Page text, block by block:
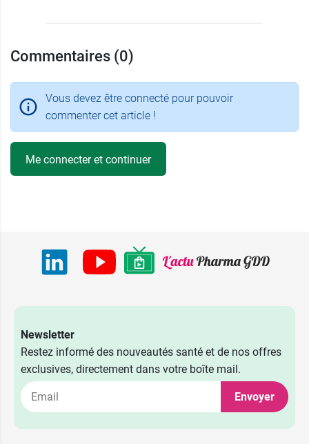
Commentaires (0)
Vous devez être connecté pour pouvoir
commenter cet article !
Me connecter et continuer
Newsletter
Restez informé des nouveautés santé et de nos offres
exclusives, directement dans votre boîte mail.
Envoyer